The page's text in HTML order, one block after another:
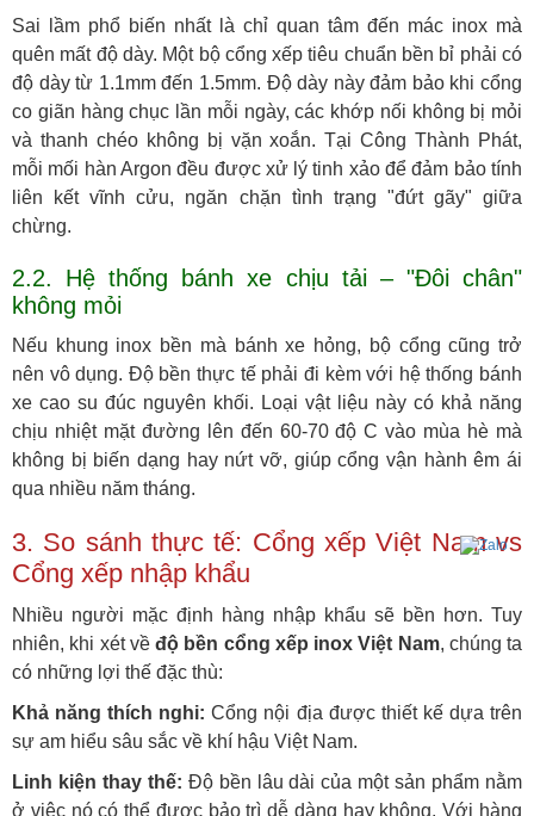
Sai lầm phổ biến nhất là chỉ quan tâm đến mác inox mà
quên mất độ dày. Một bộ cổng xếp tiêu chuẩn bền bỉ phải có
độ dày từ 1.1mm đến 1.5mm. Độ dày này đảm bảo khi cổng
co giãn hàng chục lần mỗi ngày, các khớp nối không bị mỏi
và thanh chéo không bị vặn xoắn. Tại Công Thành Phát,
mỗi mối hàn Argon đều được xử lý tinh xảo để đảm bảo tính
liên kết vĩnh cửu, ngăn chặn tình trạng "đứt gãy" giữa
chừng.
2.2. Hệ thống bánh xe chịu tải – "Đôi chân"
không mỏi
Nếu khung inox bền mà bánh xe hỏng, bộ cổng cũng trở
nên vô dụng. Độ bền thực tế phải đi kèm với hệ thống bánh
xe cao su đúc nguyên khối. Loại vật liệu này có khả năng
chịu nhiệt mặt đường lên đến 60-70 độ C vào mùa hè mà
không bị biến dạng hay nứt vỡ, giúp cổng vận hành êm ái
qua nhiều năm tháng.
3. So sánh thực tế: Cổng xếp Việt Nam vs
Cổng xếp nhập khẩu
Nhiều người mặc định hàng nhập khẩu sẽ bền hơn. Tuy
nhiên, khi xét về độ bền cổng xếp inox Việt Nam, chúng ta
có những lợi thế đặc thù:
Khả năng thích nghi: Cổng nội địa được thiết kế dựa trên
sự am hiểu sâu sắc về khí hậu Việt Nam.
Linh kiện thay thế: Độ bền lâu dài của một sản phẩm nằm
ở việc nó có thể được bảo trì dễ dàng hay không. Với hàng